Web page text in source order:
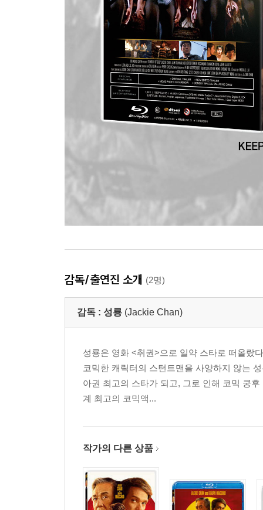
감독/출연진 소개 (2명)
감독 : 성룡 (Jackie Chan)
성룡은 영화 <취권>으로 일약 스타로 떠올랐
코믹한 캐릭터의 스턴트맨을 사양하지 않는
아권 최고의 스타가 되고, 그로 인해 코믹 쿵
계 최고의 코믹액...
작가의 다른 상품